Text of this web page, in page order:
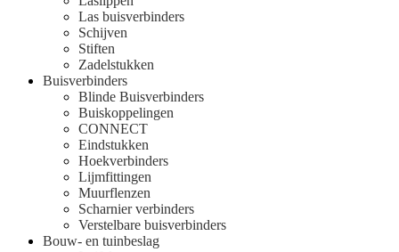
Las buisverbinders
Schijven
Stiften
Zadelstukken
Buisverbinders
Blinde Buisverbinders
Buiskoppelingen
CONNECT
Eindstukken
Hoekverbinders
Lijmfittingen
Muurflenzen
Scharnier verbinders
Verstelbare buisverbinders
Bouw- en tuinbeslag